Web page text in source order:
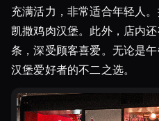
充满活力，非常适合年轻人
凯撒鸡肉汉堡。此外，店内
条，深受顾客喜爱。无论是
汉堡爱好者的不二之选。